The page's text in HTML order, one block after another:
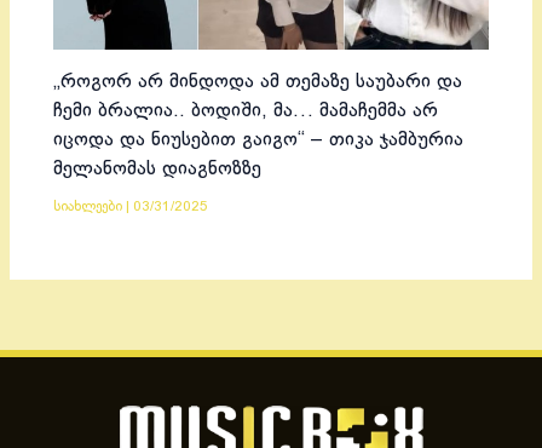
„როგორ არ მინდოდა ამ თემაზე საუბარი და
ჩემი ბრალია.. ბოდიში, მა… მამაჩემმა არ
იცოდა და ნიუსებით გაიგო“ – თიკა ჯამბურია
მელანომას დიაგნოზზე
სიახლეები 03/31/2025